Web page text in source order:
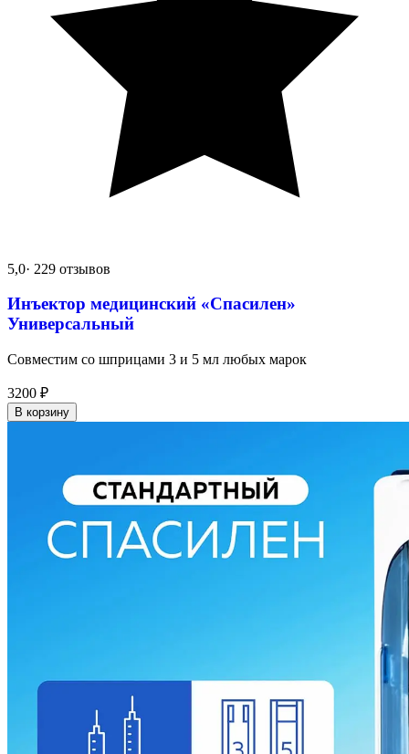
5,0· 229 отзывов
Инъектор медицинский «Спасилен»
Универсальный
Совместим со шприцами 3 и 5 мл любых марок
3200 ₽
В корзину